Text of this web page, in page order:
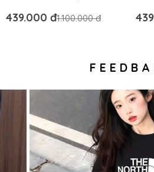
RỘNG - BM AUTHENTIC
439.000 đ1.100.000 đ